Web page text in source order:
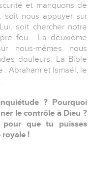
et manquons de
soit nous appuyer sur
soit chercher notre
feu... La deuxième
nous-mêmes nous
douleurs. La Bible
: Abraham et Ismaël, le
? Pourquoi
le contrôle à Dieu ?
pour que tu puisses
royale !